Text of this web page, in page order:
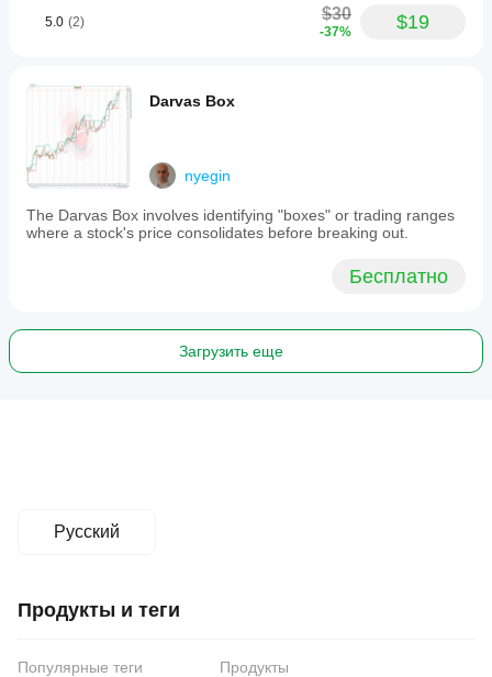
5.0 (2) $30
-37% $19
Darvas Box
nyegin
The Darvas Box involves identifying "boxes" or trading ranges
where a stock's price consolidates before breaking out.
Бесплатно
Загрузить еще
Русский
Продукты и теги
Популярные теги
Продукты